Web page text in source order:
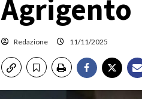
Agrigento
Redazione 11/11/2025